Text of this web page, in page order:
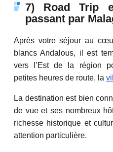
7) Road Trip
passant par
Après votre séjour au
blancs Andalous, il est
vers l’Est de la région
petites heures de route, la
La destination est bien
de vue et ses nombreux
richesse historique et
attention particulière.